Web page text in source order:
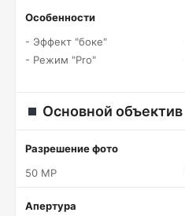
Особенности
- Эффект "боке"
- Режим "Pro"
Основной объектив
Разрешение фото
50 MP
Апертура